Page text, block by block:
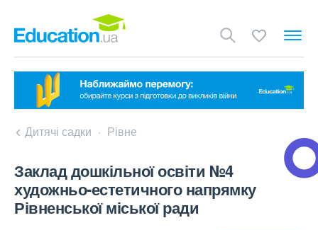
Дитячі садки Рівне
Заклад дошкільної освіти №4
художньо-естетичного напрямку
Рівненської міської ради